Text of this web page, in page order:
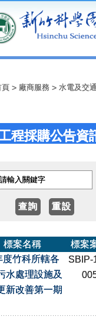
頁 > 廠商服務 >水電及交
程採購公告資
標案名稱 標案
度竹科所轄各
水處理設施及
新改善第一期
SBIP-